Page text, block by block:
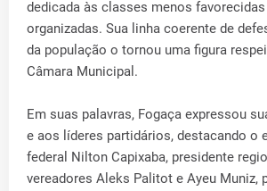
dedicada às classes menos
organizadas. Sua linha coerente de
da população o tornou uma figura
Câmara Municipal.
Em suas palavras, Fogaça expressou
e aos líderes partidários, destacando o
federal Nilton Capixaba, presidente
vereadores Aleks Palitot e Ayeu Muniz,